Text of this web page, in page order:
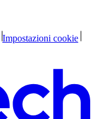
Impostazioni cookie